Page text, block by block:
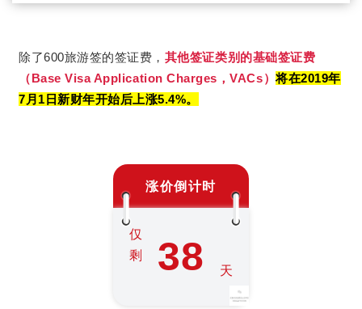
除了600旅游签的签证费， 其他签证类别的基础签证费
（Base Visa Application Charges，VACs）将在2019年
7月1日新财年开始后上涨5.4%。
涨价倒计时
仅
剩
38 天